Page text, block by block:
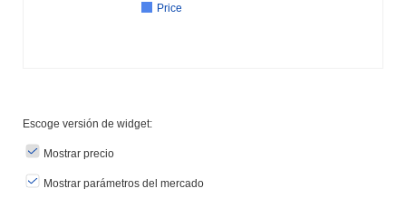
Price
Escoge versión de widget:
Mostrar precio
Mostrar parámetros del mercado